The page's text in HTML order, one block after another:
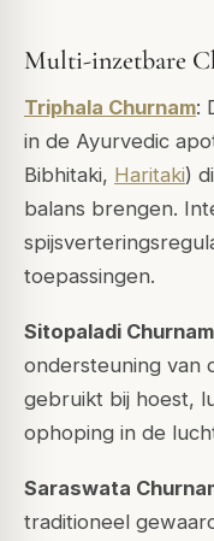
Multi-inzetbare
Triphala Churnam:
in de Ayurvedic
Bibhitaki, Haritaki)
balans brengen.
toepassingen.
Sitopaladi Churnam
ondersteuning van
gebruikt bij hoest,
ophoping in de
Saraswata
traditioneel